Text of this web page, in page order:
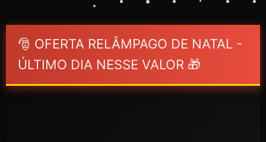
🎅 OFERTA RELÂMPAGO DE NATAL -
ÚLTIMO DIA NESSE VALOR 🎁